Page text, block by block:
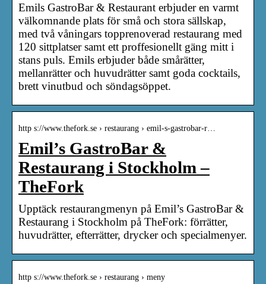
Emils GastroBar & Restaurant erbjuder en varmt
välkomnande plats för små och stora sällskap,
med två våningars topprenoverad restaurang med
120 sittplatser samt ett proffesionellt gäng mitt i
stans puls. Emils erbjuder både smårätter,
mellanrätter och huvudrätter samt goda cocktails,
brett vinutbud och söndagsöppet.
http s://www.thefork.se › restaurang › emil-s-gastrobar-r…
Emil’s GastroBar &
Restaurang i Stockholm –
TheFork
Upptäck restaurangmenyn på Emil’s GastroBar &
Restaurang i Stockholm på TheFork: förrätter,
huvudrätter, efterrätter, drycker och specialmenyer.
http s://www.thefork.se › restaurang › meny